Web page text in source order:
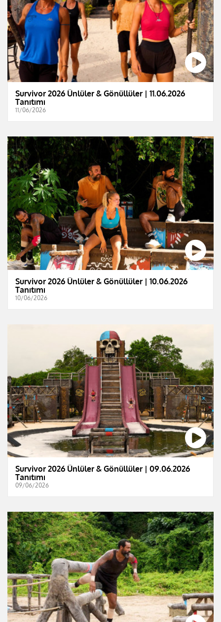
Survivor 2026 Ünlüler & Gönüllüler | 11.06.2026
Tanıtımı
11/06/2026
Survivor 2026 Ünlüler & Gönüllüler | 10.06.2026
Tanıtımı
10/06/2026
Survivor 2026 Ünlüler & Gönüllüler | 09.06.2026
Tanıtımı
09/06/2026